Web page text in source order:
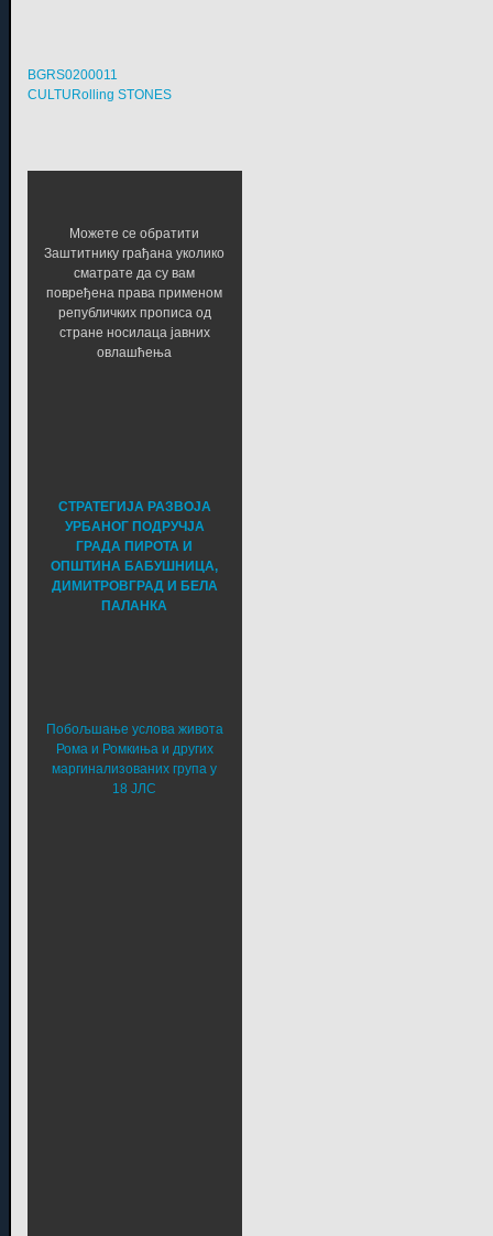
BGRS0200011
CULTURolling STONES
Можете се обратити
Заштитнику грађана уколико
сматрате да су вам
повређена права применом
републичких прописа од
стране носилаца јавних
овлашћења
СТРАТЕГИЈА РАЗВОЈА
УРБАНОГ ПОДРУЧЈА
ГРАДА ПИРОТА И
ОПШТИНА БАБУШНИЦА,
ДИМИТРОВГРАД И БЕЛА
ПАЛАНКА
Побољшање услова живота
Рома и Ромкиња и других
маргинализованих група у
18 ЈЛС